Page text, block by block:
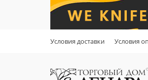
Условия доставки Условия